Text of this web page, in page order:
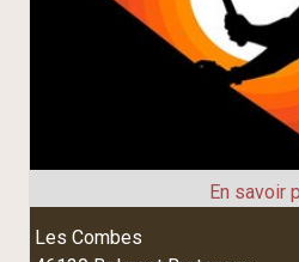
Les Combes